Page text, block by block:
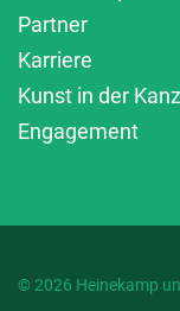
Partner
Karriere
Kunst in der
Engagement
© 2026 Heinekamp